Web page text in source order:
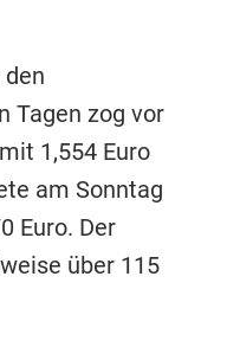
Tagen zog vor
1,554 Euro
am Sonntag
Euro. Der
über 115